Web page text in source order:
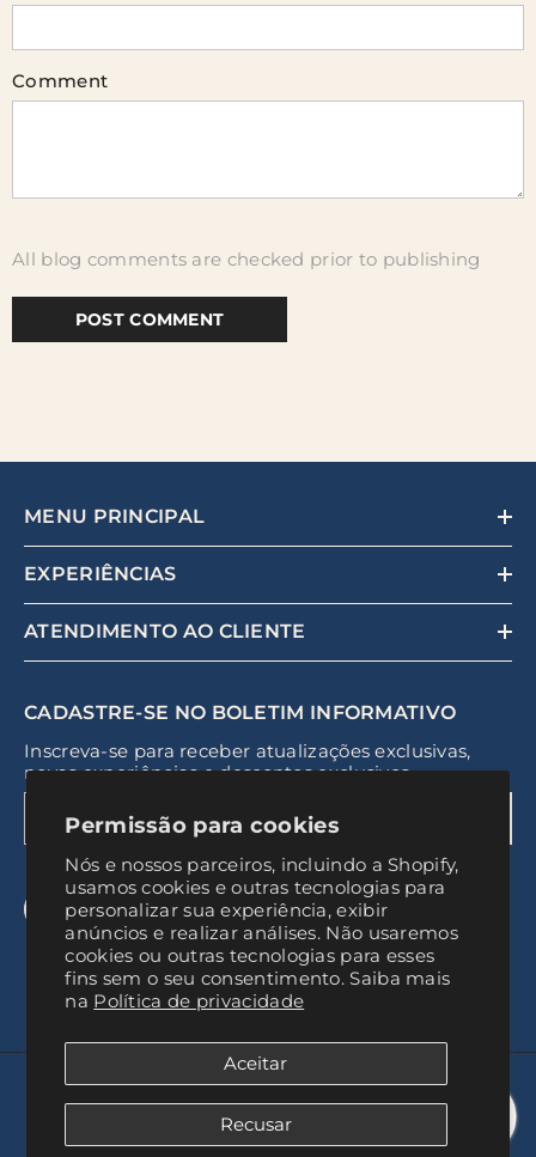
Permissão para cookies
Nós e nossos parceiros, incluindo a Shopify,
usamos cookies e outras tecnologias para
personalizar sua experiência, exibir
anúncios e realizar análises. Não usaremos
cookies ou outras tecnologias para esses
fins sem o seu consentimento. Saiba mais
na Política de privacidade
Aceitar
Recusar
Comment
All blog comments are checked prior to publishing
MENU PRINCIPAL
EXPERIÊNCIAS
ATENDIMENTO AO CLIENTE
CADASTRE-SE NO BOLETIM INFORMATIVO
Inscreva-se para receber atualizações exclusivas,
novas experiências e descontos exclusivos
© 2024, Experiência Baires